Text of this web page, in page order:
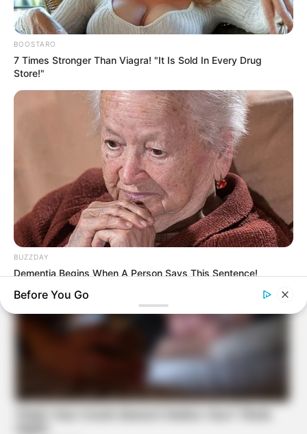
BOOSTARO
7 Times Stronger Than Viagra! "It Is Sold In Every Drug
Store!"
BUZZDAY
Dementia Begins When A Person Says This Sentence!
Before You Go